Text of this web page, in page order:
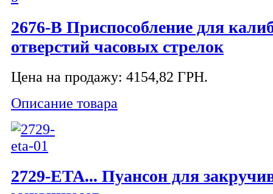
2676-B Приспособление для
отверстий часовых стрелок
Цена на продажу: 4154,82 ГРН.
Описание товара
2729-ETA... Пуансон для